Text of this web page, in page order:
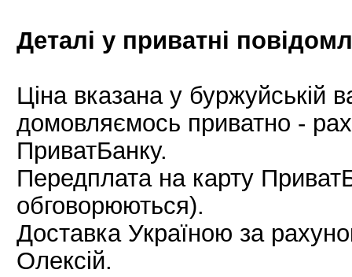
Деталі у приватні
Ціна вказана у буржуйській
домовляємось приватно -
ПриватБанку.
Передплата на карту
обговорюються).
Доставка Україною за
Олексій.